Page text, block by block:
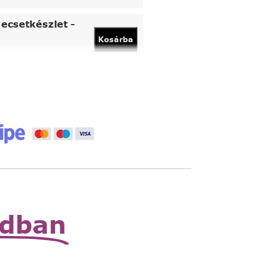
-
Kosárba
nagyító